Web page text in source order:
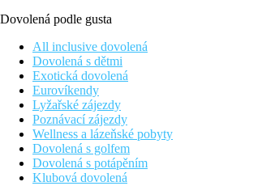
Dovolená podle gusta
All inclusive dovolená
Dovolená s dětmi
Exotická dovolená
Eurovíkendy
Lyžařské zájezdy
Poznávací zájezdy
Wellness a lázeňské pobyty
Dovolená s golfem
Dovolená s potápěním
Klubová dovolená